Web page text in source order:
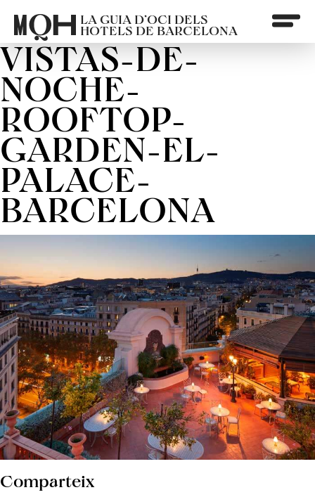
LA GUIA D’OCI DELS
HOTELS DE BARCELONA
VISTAS-DE-
NOCHE-
ROOFTOP-
GARDEN-EL-
PALACE-
BARCELONA
Comparteix